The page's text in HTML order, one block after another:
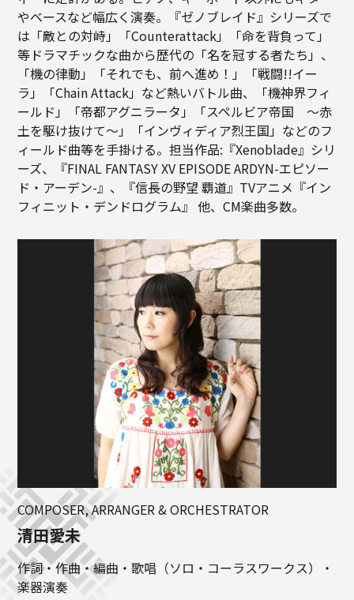
やベースなど幅広く演奏。『ゼノブレイド』シリーズで
は「敵との対峙」「Counterattack」「命を背負って」
等ドラマチックな曲から歴代の「名を冠する者たち」、
「機の律動」「それでも、前へ進め！」「戦闘!!イー
ラ」「Chain Attack」など熱いバトル曲、「機神界フィ
ールド」「帝都アグニラータ」「スペルビア帝国 ～赤
土を駆け抜けて～」「インヴィディア烈王国」などのフ
ィールド曲等を手掛ける。担当作品:『Xenoblade』シリ
ーズ、『FINAL FANTASY XV EPISODE ARDYN-エピソー
ド・アーデン-』、『信長の野望 覇道』TVアニメ『イン
フィニット・デンドログラム』 他、CM楽曲多数。
COMPOSER, ARRANGER & ORCHESTRATOR
清田愛未
作詞・作曲・編曲・歌唱（ソロ・コーラスワークス）・
楽器演奏